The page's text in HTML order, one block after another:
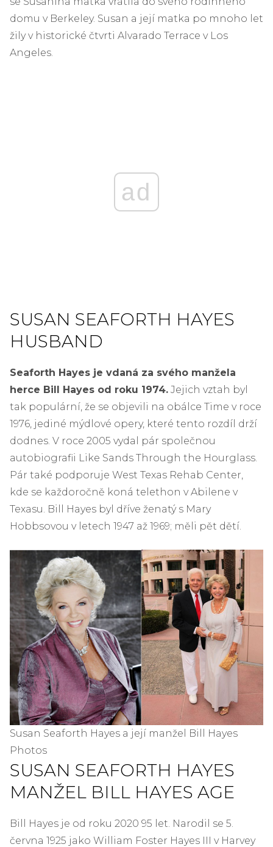
domu v Berkeley. Susan a její matka po mnoho let
žily v historické čtvrti Alvarado Terrace v Los
Angeles.
ad
SUSAN SEAFORTH HAYES
HUSBAND
Seaforth Hayes je vdaná za svého manžela
herce Bill Hayes od roku 1974. Jejich vztah byl
tak populární, že se objevili na obálce Time v roce
1976, jediné mýdlové opery, které tento rozdíl drží
dodnes. V roce 2005 vydal pár společnou
autobiografii Like Sands Through the Hourglass.
Pár také podporuje West Texas Rehab Center,
kde se každoročně koná telethon v Abilene v
Texasu. Bill Hayes byl dříve ženatý s Mary
Hobbsovou v letech 1947 až 1969; měli pět dětí.
Susan Seaforth Hayes a její manžel Bill Hayes
Photos
SUSAN SEAFORTH HAYES
MANŽEL BILL HAYES AGE
Bill Hayes je od roku 2020 95 let. Narodil se 5.
června 1925 jako William Foster Hayes III v Harvey